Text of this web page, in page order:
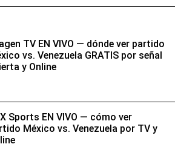
TV EN VIVO — dónde ver partido
vs. Venezuela GRATIS por señal
y Online
Sports EN VIVO — cómo ver
México vs. Venezuela por TV y